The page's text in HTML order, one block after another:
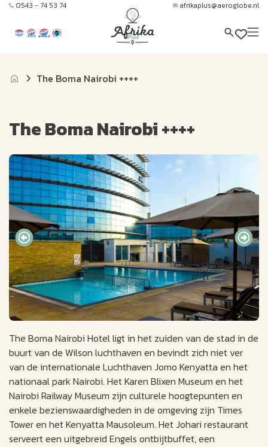
0543 - 74 53 74 afrikaplus@aeroglobe.nl
The Boma Nairobi ++++
The Boma Nairobi ++++
The Boma Nairobi Hotel ligt in het zuiden van de stad in de
buurt van de Wilson luchthaven en bevindt zich niet ver
van de internationale Luchthaven Jomo Kenyatta en het
nationaal park Nairobi. Het Karen Blixen Museum en het
Nairobi Railway Museum zijn culturele hoogtepunten en
enkele bezienswaardigheden in de omgeving zijn Times
Tower en het Kenyatta Mausoleum. Het Johari restaurant
serveert een uitgebreid Engels ontbijtbuffet, een